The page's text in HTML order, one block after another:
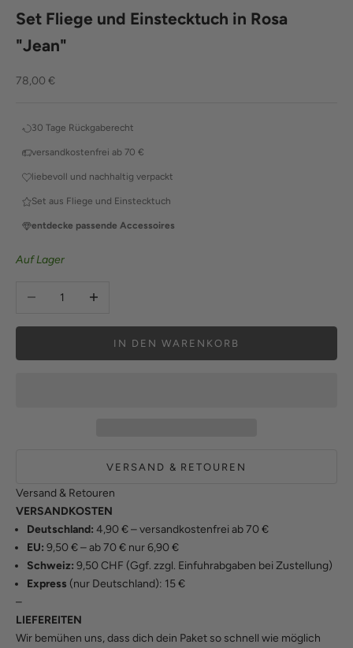
Set Fliege und Einstecktuch in Rosa
"Jean"
Angebot
78,00 €
30 Tage Rückgaberecht
versandkostenfrei ab 70 €
liebevoll und nachhaltig verpackt
Set aus Fliege und Einstecktuch
entdecke passende Accessoires
Auf Lager
Anzahl verringernAnzahl erhöhen
IN DEN WARENKORB
VERSAND & RETOUREN
Versand & Retouren
VERSANDKOSTEN
Deutschland: 4,90 € – versandkostenfrei ab 70 €
EU: 9,50 € – ab 70 € nur 6,90 €
Schweiz: 9,50 CHF (Ggf. zzgl. Einfuhrabgaben bei Zustellung)
Express (nur Deutschland): 15 €
–
LIEFEREITEN
Wir bemühen uns, dass dich dein Paket so schnell wie möglich